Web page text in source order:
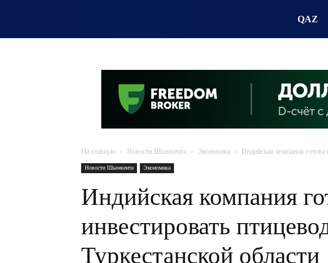
QAZ
На главную Новости Шымкента Экономика Индийская компания готова
Новости Шымкента Экономика
Индийская компания
инвестировать
Туркестанской области